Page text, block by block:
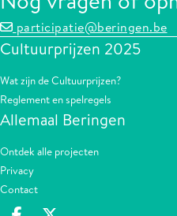
participatie@beringen.be
Cultuurprijzen 2025
Wat zijn de Cultuurprijzen?
Reglement en spelregels
Allemaal Beringen
Ontdek alle projecten
Privacy
Contact